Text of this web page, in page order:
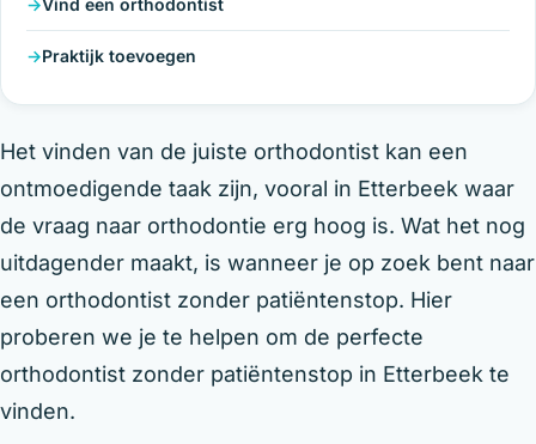
Vind een orthodontist
Praktijk toevoegen
Het vinden van de juiste orthodontist kan een
ontmoedigende taak zijn, vooral in Etterbeek waar
de vraag naar orthodontie erg hoog is. Wat het nog
uitdagender maakt, is wanneer je op zoek bent naar
een orthodontist zonder patiëntenstop. Hier
proberen we je te helpen om de perfecte
orthodontist zonder patiëntenstop in Etterbeek te
vinden.